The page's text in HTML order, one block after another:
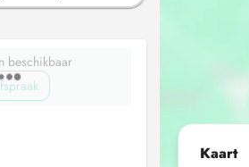
beschikbaar
Kaart